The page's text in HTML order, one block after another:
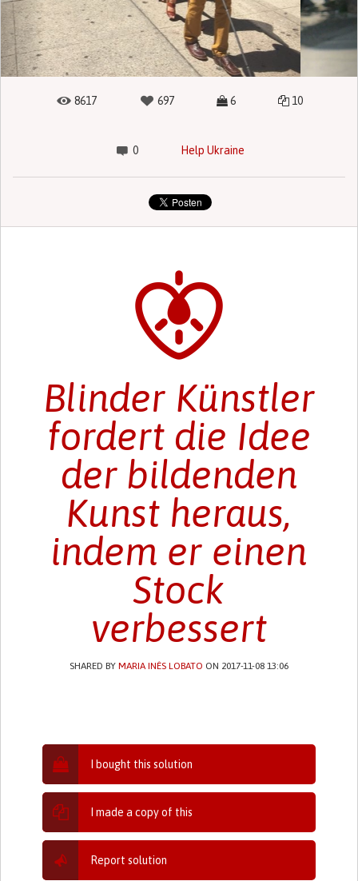
8617 697 6 10
0 Help Ukraine
Blinder Künstler
fordert die Idee
der bildenden
Kunst heraus,
indem er einen
Stock
verbessert
SHARED BY MARIA INÊS LOBATO ON 2017-11-08 13:06
I bought this solution
I made a copy of this
Report solution